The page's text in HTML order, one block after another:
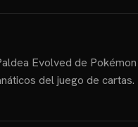
Evolved de
del juego de cartas.